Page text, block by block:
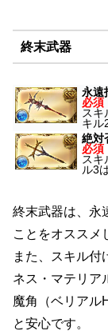
終末武器
永遠
必須
ス
キル
絶対
必須
スキ
ル3
終末武器は、永
ことをオススメ
また、スキル付
ネス・マテリア
魔角（ベリアル
と安心です。